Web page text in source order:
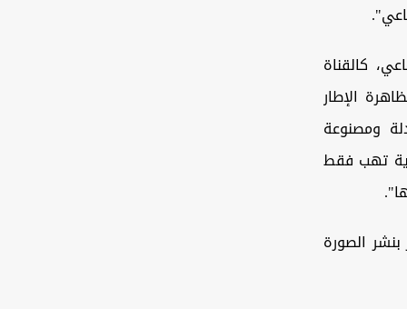
کالقناة
الإطار
ومصنوعة
تهب فقط
الصورة